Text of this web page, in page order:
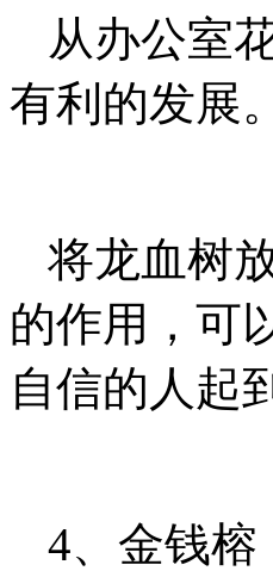
从办公室
有利的发展
将龙血树
的作用，可
自信的人起
4、金钱榕